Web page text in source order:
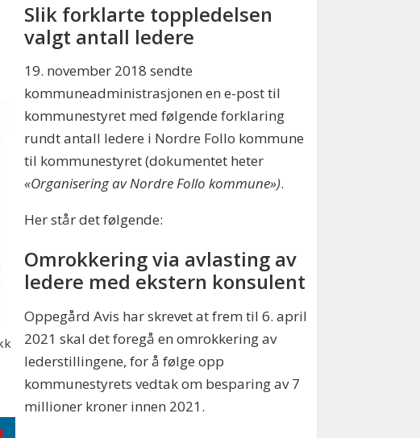
Slik forklarte toppledelsen
valgt antall ledere
19. november 2018 sendte
kommuneadministrasjonen en e-post til
kommunestyret med følgende forklaring
rundt antall ledere i Nordre Follo kommune
til kommunestyret (dokumentet heter
«Organisering av Nordre Follo kommune»).
Her står det følgende:
Omrokkering via avlasting av
ledere med ekstern konsulent
Oppegård Avis har skrevet at frem til 6. april
2021 skal det foregå en omrokkering av
lederstillingene, for å følge opp
kommunestyrets vedtak om besparing av 7
millioner kroner innen 2021.